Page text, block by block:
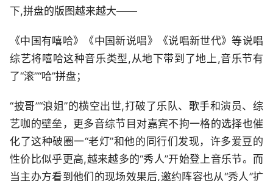
下,拼盘的版图越来越大——
《中国有嘻哈》《中国新说唱》《说唱新世代》等说唱
综艺将嘻哈这种音乐类型,从地下带到了地上,音乐节有
了“滚”“哈”拼盘；
“披哥”“浪姐”的横空出世,打破了乐队、歌手和演员、综
艺咖的壁垒，更多音综节目对嘉宾不拘一格的选择也催
化了这种破圈一“老灯”和他的同行们发现，许多爱豆的
性价比似乎更高,越来越多的“秀人”开始登上音乐节。而
当主办方看到他们的现场效果后,邀约阵容也从“秀人”扩